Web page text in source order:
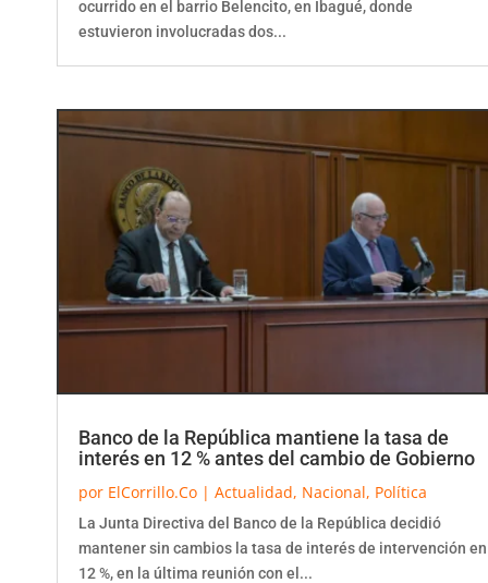
ocurrido en el barrio Belencito, en Ibagué, donde
estuvieron involucradas dos...
Banco de la República mantiene la tasa de
interés en 12 % antes del cambio de Gobierno
por ElCorrillo.Co | Actualidad, Nacional, Política
La Junta Directiva del Banco de la República decidió
mantener sin cambios la tasa de interés de intervención en
12 %, en la última reunión con el...